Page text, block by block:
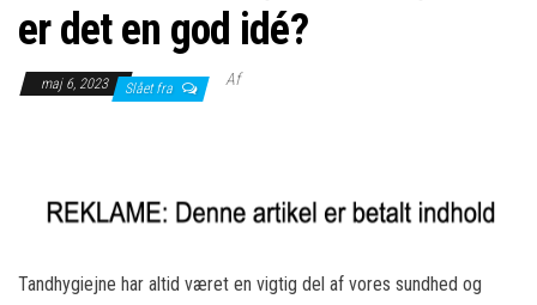
er det en god idé?
maj 6, 2023 Slået fra Af
Tandhygiejne har altid været en vigtig del af vores sundhed og